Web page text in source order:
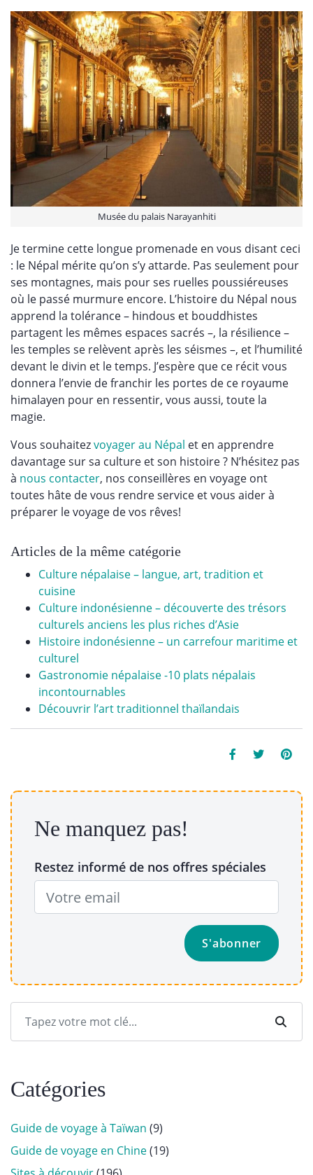
Musée du palais Narayanhiti
Je termine cette longue promenade en vous disant ceci
: le Népal mérite qu’on s’y attarde. Pas seulement pour
ses montagnes, mais pour ses ruelles poussiéreuses
où le passé murmure encore. L’histoire du Népal nous
apprend la tolérance – hindous et bouddhistes
partagent les mêmes espaces sacrés –, la résilience –
les temples se relèvent après les séismes –, et l’humilité
devant le divin et le temps. J’espère que ce récit vous
donnera l’envie de franchir les portes de ce royaume
himalayen pour en ressentir, vous aussi, toute la
magie.
Vous souhaitezvoyager au Népal et en apprendre
davantage sur sa culture et son histoire ? N’hésitez pas
à nous contacter, nos conseillères en voyage ont
toutes hâte de vous rendre service et vous aider à
préparer le voyage de vos rêves!
Articles de la même catégorie
Culture népalaise – langue, art, tradition et
cuisine
Culture indonésienne – découverte des trésors
culturels anciens les plus riches d’Asie
Histoire indonésienne – un carrefour maritime et
culturel
Gastronomie népalaise -10 plats népalais
incontournables
Découvrir l’art traditionnel thaïlandais
Ne manquez pas!
Restez informé de nos offres spéciales
Catégories
Guide de voyage à Taïwan (9)
Guide de voyage en Chine(19)